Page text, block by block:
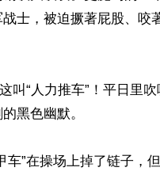
士，被迫撅著屁股、咬
叫“人力推车”！平日里
黑色幽默。
车”在操场上掉了链子，